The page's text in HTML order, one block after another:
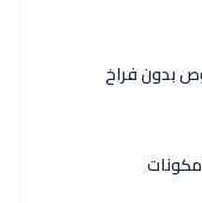
بدون فراخ